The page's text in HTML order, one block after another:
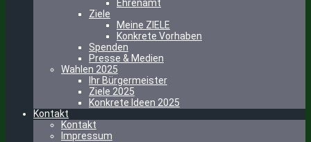
Ehrenamt
Ziele
Meine ZIELE
Konkrete Vorhaben
Spenden
Presse & Medien
Wahlen 2025
Ihr Bürgermeister
Ziele 2025
Konkrete Ideen 2025
Kontakt
Kontakt
Impressum